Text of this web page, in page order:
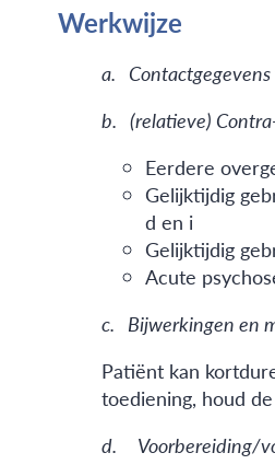
Werkwijze
a.
b. (relatieve)
Eerdere
Gelijktijdig
d en i
Gelijktijdig
Acute
c. Bijwerkingen en
Patiënt kan
toediening, houd
d. Voorbereiding/